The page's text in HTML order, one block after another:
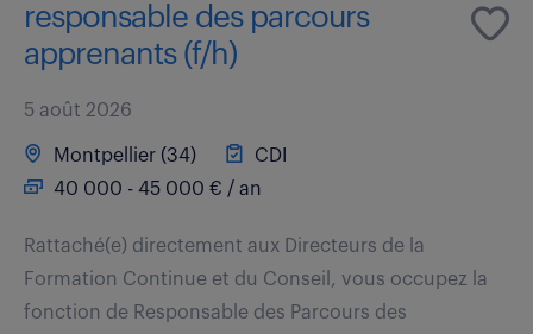
responsable des parcours
apprenants (f/h)
5 août 2026
Montpellier (34)
CDI
40 000 - 45 000 € / an
Rattaché(e) directement aux Directeurs de la
Formation Continue et du Conseil, vous occupez la
fonction de Responsable des Parcours des